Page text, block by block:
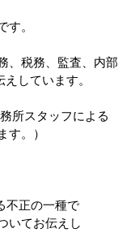
。
、税務、監査、内部
しています。
所スタッフによる
す。）
不正の一種で
いてお伝えし